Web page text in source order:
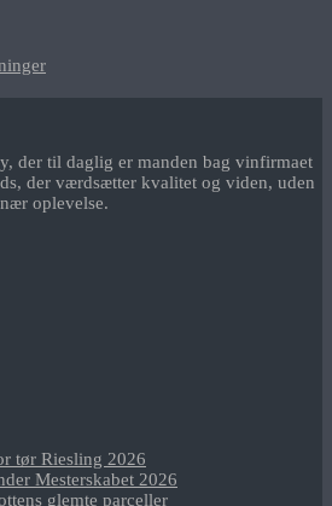
der til daglig er manden bag vinfirmaet
der værdsætter kvalitet og viden, uden
oplevelse.
tør Riesling 2026
Mesterskabet 2026
glemte parceller